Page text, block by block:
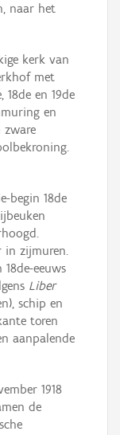
naar het
kerk van
met
en 19de
en
zware
begin 18de
in zijmuren.
eeuws
Liber
schip en
toren
aanpalende
1918
de